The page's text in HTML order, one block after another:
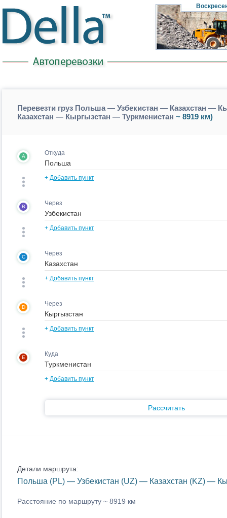
Перевезти груз Польша — Узбекистан — Казахстан —
Казахстан — Кыргызстан — Туркменистан ~ 8919 км)
A Откуда
+ Добавить пункт
B Через
+ Добавить пункт
C Через
+ Добавить пункт
D Через
+ Добавить пункт
E Куда
+ Добавить пункт
Рассчитать
Детали маршрута:
Польша (PL) — Узбекистан (UZ) — Казахстан (KZ) —
Расстояние по маршруту ~ 8919 км